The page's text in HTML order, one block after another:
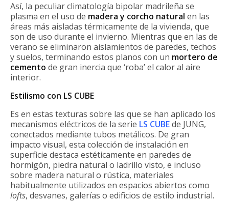
Así, la peculiar climatología bipolar madrileña se
plasma en el uso de madera y corcho natural en las
áreas más aisladas térmicamente de la vivienda, que
son de uso durante el invierno. Mientras que en las de
verano se eliminaron aislamientos de paredes, techos
y suelos, terminando estos planos con un mortero de
cemento de gran inercia que ‘roba’ el calor al aire
interior.
Estilismo con LS CUBE
Es en estas texturas sobre las que se han aplicado los
mecanismos eléctricos de la serie LS CUBEde JUNG,
conectados mediante tubos metálicos. De gran
impacto visual, esta colección de instalación en
superficie destaca estéticamente en paredes de
hormigón, piedra natural o ladrillo visto, e incluso
sobre madera natural o rústica, materiales
habitualmente utilizados en espacios abiertos como
lofts, desvanes, galerías o edificios de estilo industrial.